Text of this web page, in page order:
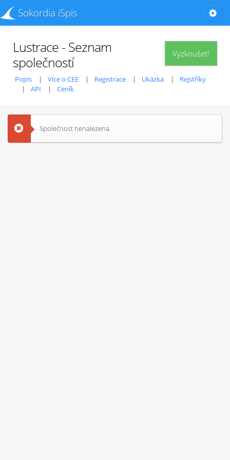
Sokordia iSpis
Vyzkoušet!
Lustrace - Seznam
společností
Popis Více o CEE Registrace Ukázka
Rejstříky
API
Ceník
Společnost nenalezena.